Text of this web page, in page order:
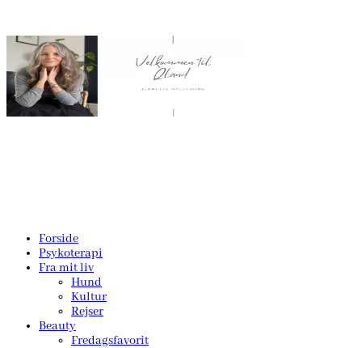
Forside
Psykoterapi
Fra mit liv
Hund
Kultur
Rejser
Beauty
Fredagsfavorit